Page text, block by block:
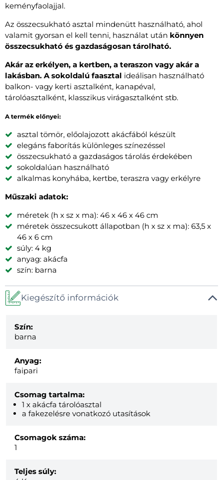
keményfaolajjal.
Az összecsukható asztal mindenütt használható, ahol
valamit gyorsan el kell tenni, használat után könnyen
összecsukható és gazdaságosan tárolható.
Akár az erkélyen, a kertben, a teraszon vagy akár a
lakásban. A sokoldalú faasztal ideálisan használható
balkon- vagy kerti asztalként, kanapéval,
tárolóasztalként, klasszikus virágasztalként stb.
A termék előnyei:
asztal tömör, előolajozott akácfából készült
elegáns faborítás különleges színezéssel
összecsukható a gazdaságos tárolás érdekében
sokoldalúan használható
alkalmas konyhába, kertbe, teraszra vagy erkélyre
Műszaki adatok:
méretek (h x sz x ma): 46 x 46 x 46 cm
méretek összecsukott állapotban (h x sz x ma): 63,5 x
46 x 6 cm
súly: 4 kg
anyag: akácfa
szín: barna
Kiegészítő információk
Szín:
barna
Anyag:
faipari
Csomag tartalma:
1 x akácfa tárolóasztal
a fakezelésre vonatkozó utasítások
Csomagok száma:
1
Teljes súly: